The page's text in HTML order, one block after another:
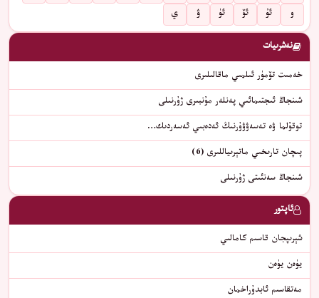
و
ئۇ ئۆ ئۈ ۋ ي
نەشرىيات
خەمىت تۆمۈر ئىلمىي ماقالىلىرى
شىنجاڭ ئىجتىمائىي پەنلەر مۇنبىرى ژۇرنىلى
توقۇلما ۋە تەسەۋۋۇرنىڭ ئەدەبىي ئەسەردىك…
پىچان تارىخىي ماتېرىياللىرى (6)
شىنجاڭ سەنئىتى ژۇرنىلى
ئاپتور
شېرىپجان قاسىم كامالىي
يۈەن يۈەن
مەتقاسىم ئابدۇراخمان